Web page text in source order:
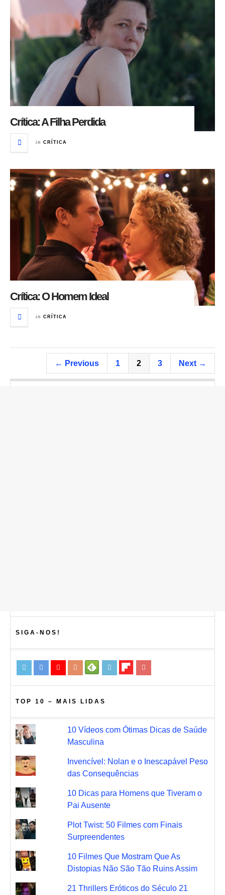
Crítica: A Filha Perdida
in CRÍTICA
Crítica: O Homem Ideal
in CRÍTICA
← Previous 1 2 3 Next →
SIGA-NOS!
TOP 10 – MAIS LIDAS
10 Vídeos com Ótimas Dicas de Saúde
Masculina
Invencível: Nolan e o Inescapável Peso
das Consequências
10 Dicas para Homens que Tiveram o
Pai Ausente
Plot Twist: 50 Filmes com Finais
Surpreendentes
10 Filmes Que Mostram Que As
Distopias Não São Tão Ruins Assim
21 Thrillers Eróticos do Século 21